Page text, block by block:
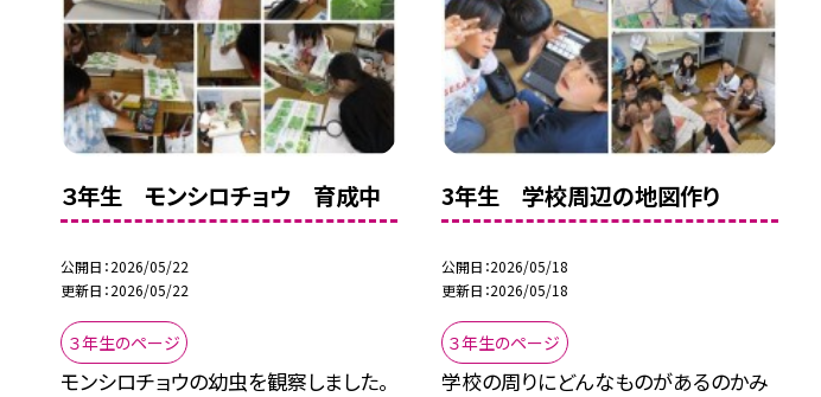
３年生 モンシロチョウ 育成中
公開日 2026/05/22
更新日 2026/05/22
３年生のページ
モンシロチョウの幼虫を観察しました。
3年生 学校周辺の地図作り
公開日 2026/05/18
更新日 2026/05/18
３年生のページ
学校の周りにどんなものがあるのかみ